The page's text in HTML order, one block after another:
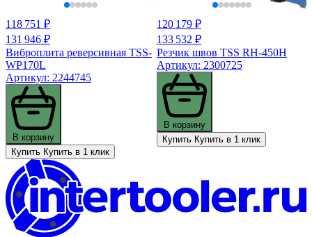
118 751 ₽
131 946 ₽
Виброплита реверсивная TSS-
WP170L
Артикул: 2244745
В корзину
Купить Купить в 1 клик
120 179 ₽
133 532 ₽
Резчик швов TSS RH-450H
Артикул: 2300725
В корзину
Купить Купить в 1 клик